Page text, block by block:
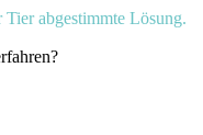
abgestimmte Lösung.